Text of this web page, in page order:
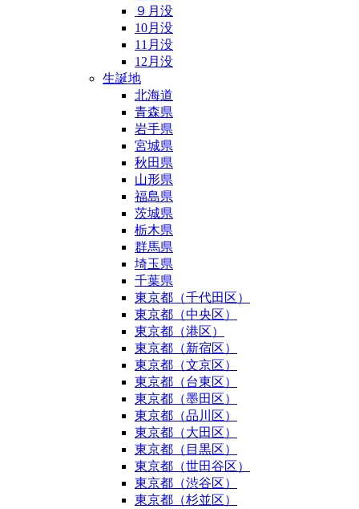
９月没
10月没
11月没
12月没
生誕地
北海道
青森県
岩手県
宮城県
秋田県
山形県
福島県
茨城県
栃木県
群馬県
埼玉県
千葉県
東京都（千代田区）
東京都（中央区）
東京都（港区）
東京都（新宿区）
東京都（文京区）
東京都（台東区）
東京都（墨田区）
東京都（品川区）
東京都（大田区）
東京都（目黒区）
東京都（世田谷区）
東京都（渋谷区）
東京都（杉並区）